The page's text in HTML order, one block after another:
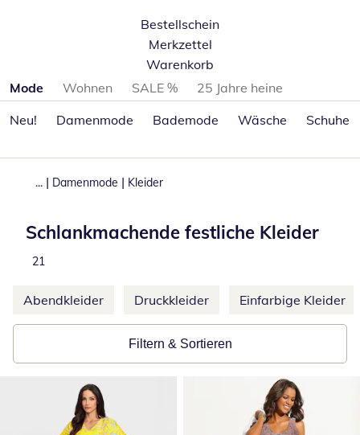
Bestellschein
Merkzettel
Warenkorb
Produktkategorien überspringen
Mode Wohnen SALE %
25 Jahre heine
Neu!
Damenmode Bademode Wäsche Schuhe
... | Damenmode | Kleider
Schlankmachende festliche Kleider
Total number of products:
21
Weitere Kategorien überspringen
Abendkleider Druckkleider Einfarbige Kleider
Filtern & Sortieren